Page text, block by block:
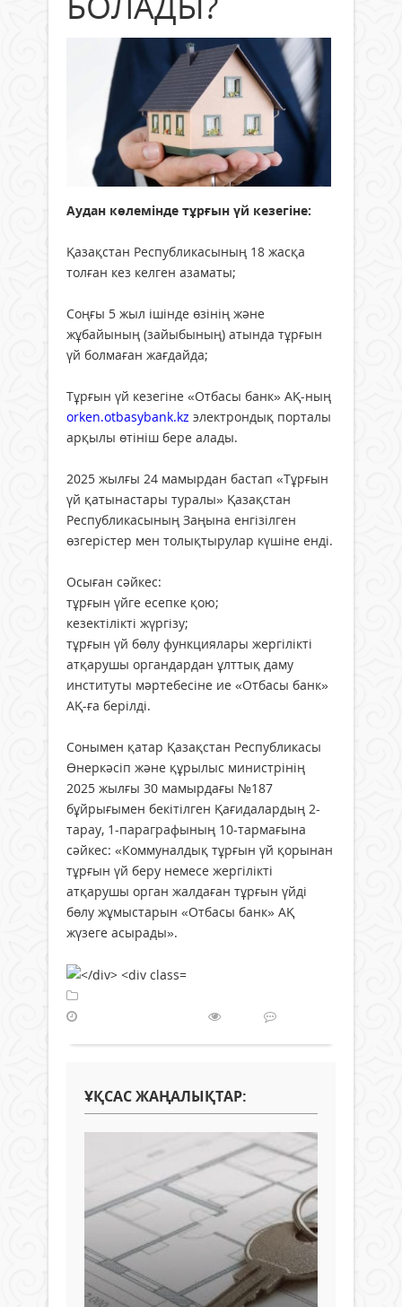
Аудан көлемінде тұрғын үй кезегіне:
Қазақстан Республикасының 18 жасқа
толған кез келген азаматы;
Соңғы 5 жыл ішінде өзінің және
жұбайының (зайыбының) атында тұрғын
үй болмаған жағдайда;
Тұрғын үй кезегіне «Отбасы банк» АҚ-ның
orken.otbasybank.kz электрондық порталы
арқылы өтініш бере алады.
2025 жылғы 24 мамырдан бастап «Тұрғын
үй қатынастары туралы» Қазақстан
Республикасының Заңына енгізілген
өзгерістер мен толықтырулар күшіне енді.
Осыған сәйкес:
тұрғын үйге есепке қою;
кезектілікті жүргізу;
тұрғын үй бөлу функциялары жергілікті
атқарушы органдардан ұлттық даму
институты мәртебесіне ие «Отбасы банк»
АҚ-ға берілді.
Сонымен қатар Қазақстан Республикасы
Өнеркәсіп және құрылыс министрінің
2025 жылғы 30 мамырдағы №187
бұйрығымен бекітілген Қағидалардың 2-
тарау, 1-параграфының 10-тармағына
сәйкес: «Коммуналдық тұрғын үй қорынан
тұрғын үй беру немесе жергілікті
атқарушы орган жалдаған тұрғын үйді
бөлу жұмыстарын «Отбасы банк» АҚ
жүзеге асырады».
ҰҚСАС ЖАҢАЛЫҚТАР: